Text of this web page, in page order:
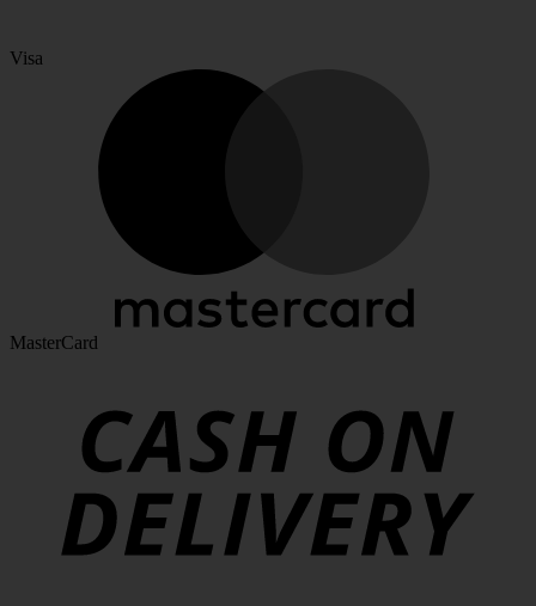
Visa
MasterCard